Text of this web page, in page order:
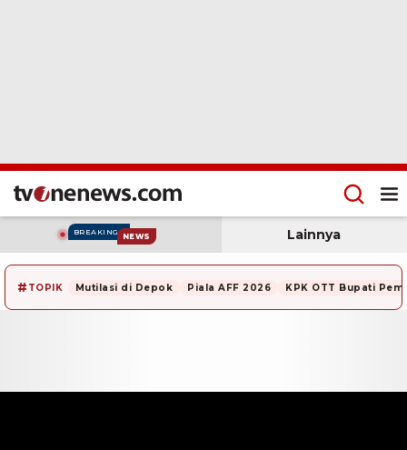
BREAKING NEWS Lainnya
# TOPIK Mutilasi di Depok Piala AFF 2026 KPK OTT Bupati